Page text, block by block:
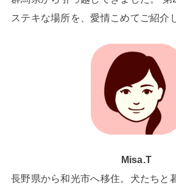
ステキな場所を、愛情こめてご紹介
Misa.T
長野県から和光市へ移住。犬たちと